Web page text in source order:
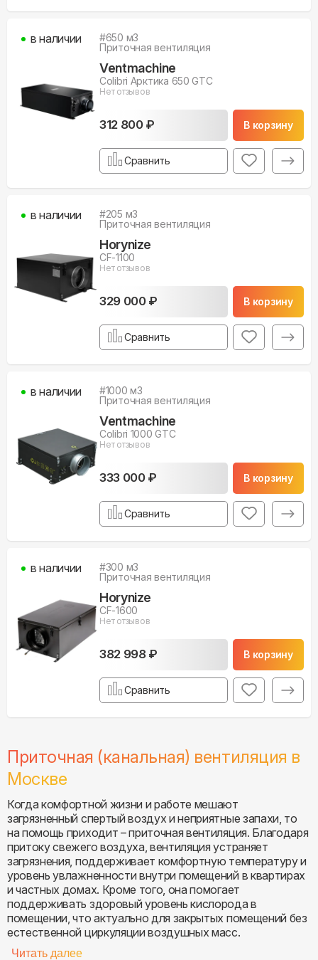
#650 м3
Приточная вентиляция
Ventmachine
Colibri Арктика 650 GTC
Нет отзывов
312 800 ₽ В корзину
в наличии
Сравнить
#205 м3
Приточная вентиляция
Horynize
CF-1100
Нет отзывов
329 000 ₽ В корзину
в наличии
Сравнить
#1000 м3
Приточная вентиляция
Ventmachine
Colibri 1000 GTC
Нет отзывов
333 000 ₽ В корзину
в наличии
Сравнить
#300 м3
Приточная вентиляция
Horynize
CF-1600
Нет отзывов
382 998 ₽ В корзину
в наличии
Сравнить
Приточная (канальная) вентиляция в
Москве
Когда комфортной жизни и работе мешают
загрязненный спертый воздух и неприятные запахи, то
на помощь приходит – приточная вентиляция. Благодаря
притоку свежего воздуха, вентиляция устраняет
загрязнения, поддерживает комфортную температуру и
уровень увлажненности внутри помещений в квартирах
и частных домах. Кроме того, она помогает
поддерживать здоровый уровень кислорода в
помещении, что актуально для закрытых помещений без
естественной циркуляции воздушных масс.
Читать далее